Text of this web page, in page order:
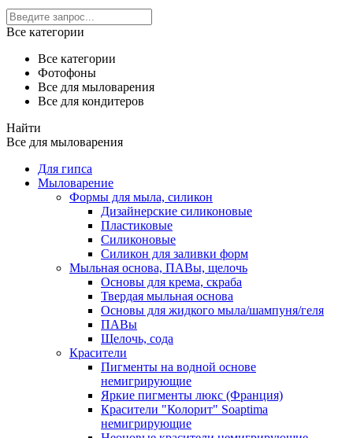
Все категории
Все категории
Фотофоны
Все для мыловарения
Все для кондитеров
Найти
Все для мыловарения
Для гипса
Мыловарение
Формы для мыла, силикон
Дизайнерские силиконовые
Пластиковые
Силиконовые
Силикон для заливки форм
Мыльная основа, ПАВы, щелочь
Основы для крема, скраба
Твердая мыльная основа
Основы для жидкого мыла/шампуня/геля
ПАВы
Щелочь, сода
Красители
Пигменты на водной основе
немигрирующие
Яркие пигменты люкс (Франция)
Красители "Колорит" Soaptima
немигрирующие